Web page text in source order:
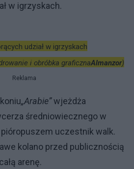
w igrzyskach.
udział w igrzyskach
i obróbka graficznaAlmanzor)
Reklama
„Arabie”wjeżdża
średniowiecznego w
pióropuszem uczestnik walk.
kolano przed publicznością
arenę.